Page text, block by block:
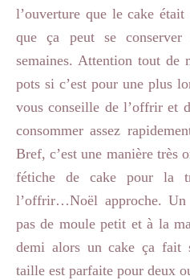
l’ouverture que le cake
que ça peut se conserver
semaines. Attention tout de
pots si c’est pour une plus
vous conseille de l’offrir et
consommer assez
Bref, c’est une manière très
fétiche de cake pour la
l’offrir…Noël approche. Un
pas de moule petit et à la
demi alors un cake ça fait
taille est parfaite pour deux